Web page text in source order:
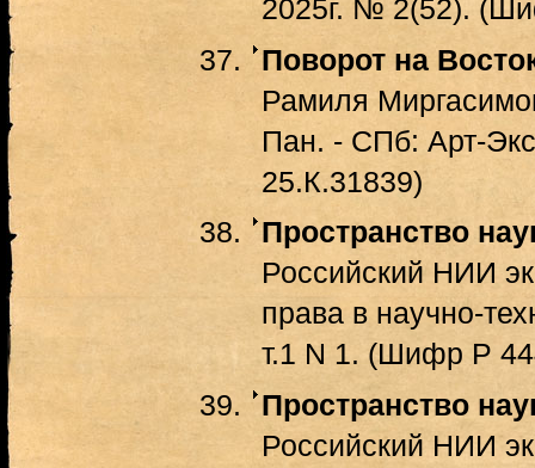
2025г. № 2(52).
Поворот на
Рамиля
Пан. - СПб: Арт-
25.К.31839)
Пространство
Российский НИИ
права в научно-
т.1 N 1. (Шифр Р
Пространство
Российский НИИ